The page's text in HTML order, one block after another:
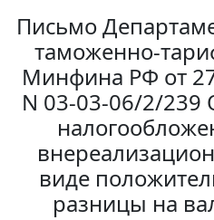
Письмо
таможенно-
Минфина РФ от
N 03-03-06/2/239
виде
разницы на